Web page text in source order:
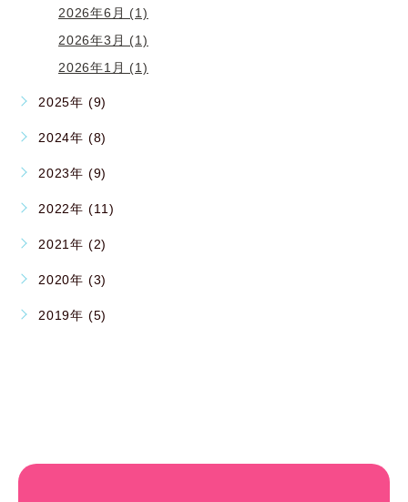
2026年6月 (1)
2026年3月 (1)
2026年1月 (1)
2025年 (9)
2024年 (8)
2023年 (9)
2022年 (11)
2021年 (2)
2020年 (3)
2019年 (5)